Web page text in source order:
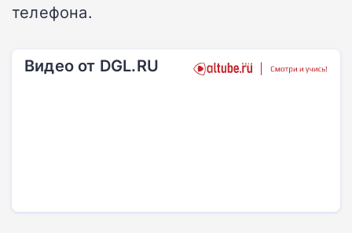
телефона.
Видео от DGL.RU